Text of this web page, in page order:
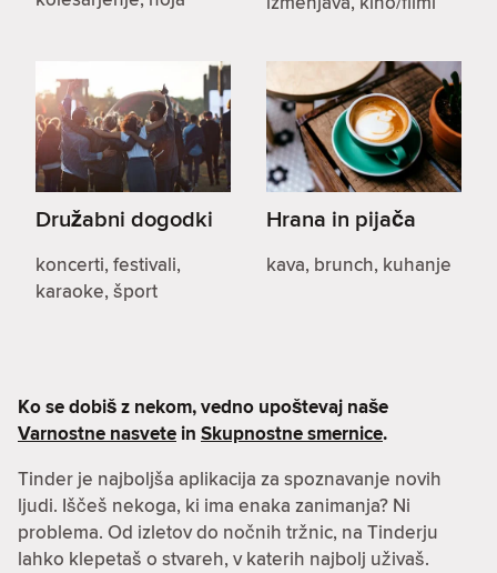
Družabni dogodki
koncerti, festivali,
karaoke, šport
Hrana in pijača
kava, brunch, kuhanje
Ko se dobiš z nekom, vedno upoštevaj naše
Varnostne nasvete in Skupnostne smernice.
Tinder je najboljša aplikacija za spoznavanje novih
ljudi. Iščeš nekoga, ki ima enaka zanimanja? Ni
problema. Od izletov do nočnih tržnic, na Tinderju
lahko klepetaš o stvareh, v katerih najbolj uživaš.